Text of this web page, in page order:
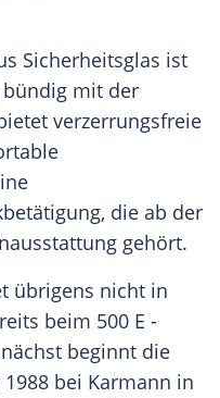
Sicherheitsglas ist
mit der
verzerrungsfreie
die ab der
gehört.
übrigens nicht in
beim 500 E -
beginnt die
1988 bei Karmann in